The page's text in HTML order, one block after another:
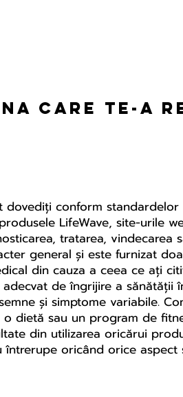
care te-a
conform
LifeWave, site-urile
tratarea, vindecarea
general și este furnizat
din cauza a ceea ce ați
de îngrijire a sănătății
și simptome variabile.
dietă sau un program de
din utilizarea oricărui
oricând orice